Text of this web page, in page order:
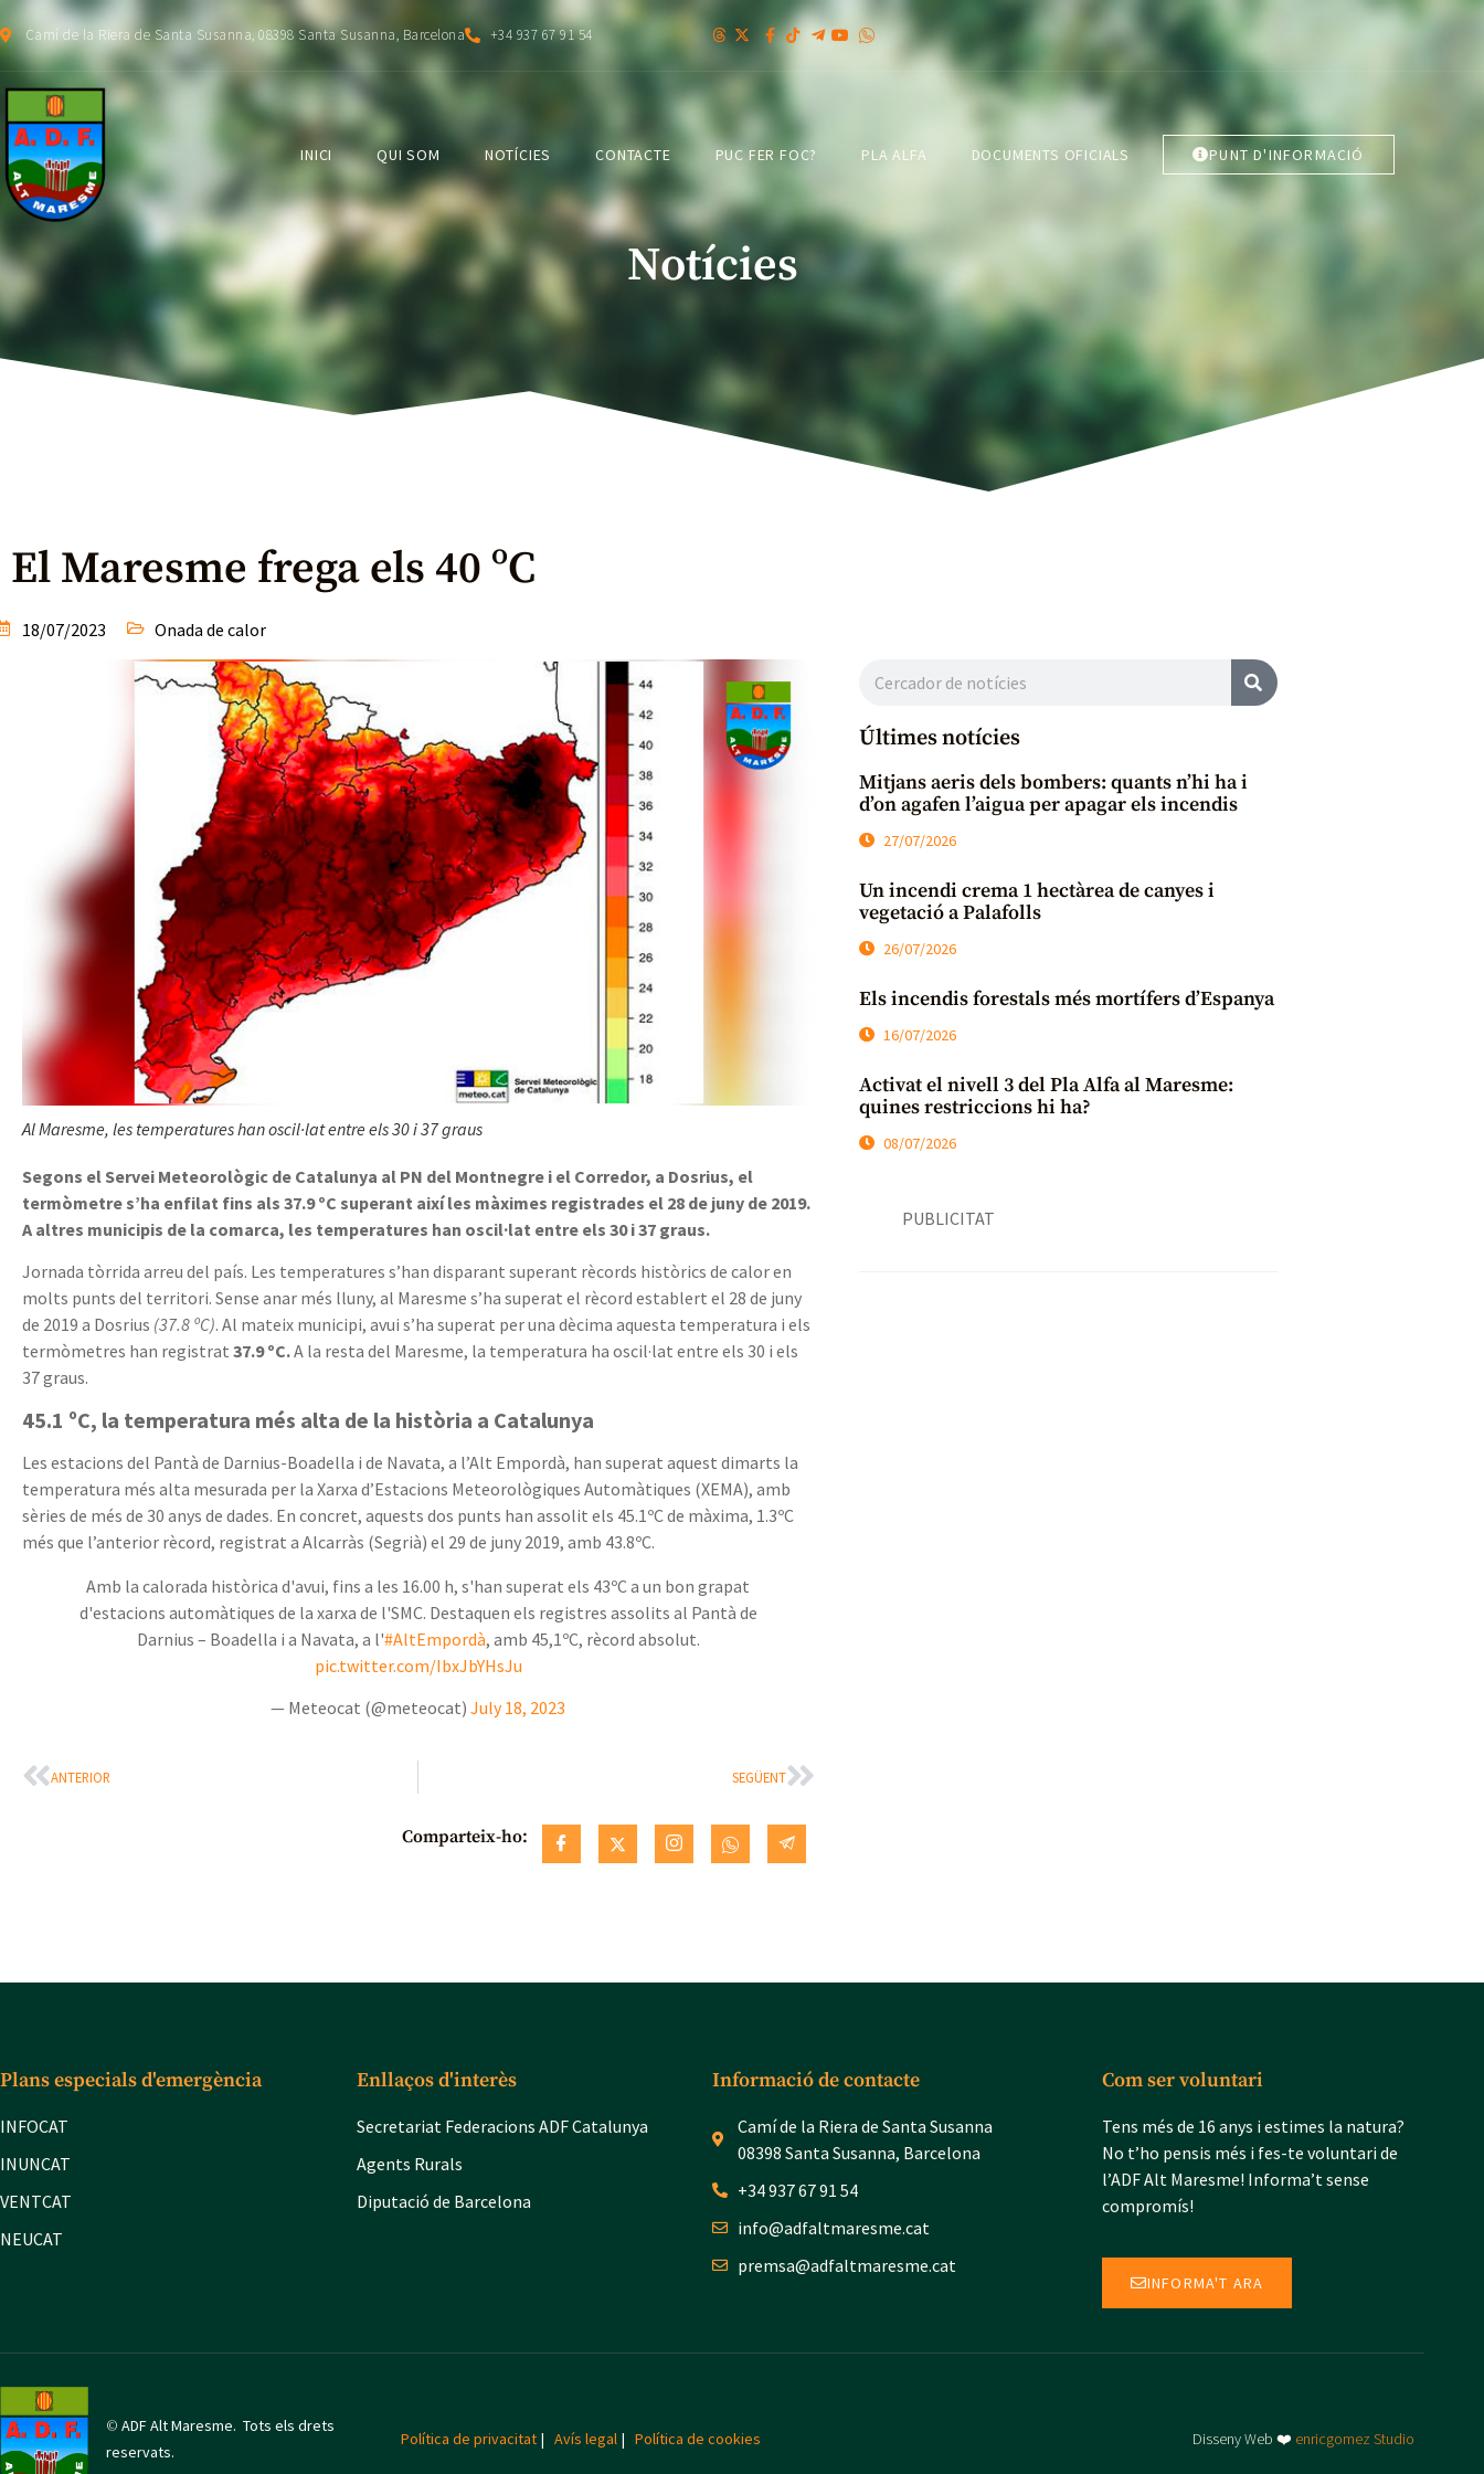
Camí de la Riera de Santa Susanna, 08398 Santa Susanna, Barcelona +34 937 67 91 54
INICI QUI SOM NOTÍCIES CONTACTE PUC FER FOC? PLA ALFA DOCUMENTS OFICIALS PUNT D'INFORMACIÓ
Notícies
El Maresme frega els 40 ºC
18/07/2023 Onada de calor
Al Maresme, les temperatures han oscil·lat entre els 30 i 37 graus
Segons el Servei Meteorològic de Catalunya al PN del Montnegre i el Corredor, a Dosrius, el
termòmetre s’ha enfilat fins als 37.9 ºC superant així les màximes registrades el 28 de juny de 2019.
A altres municipis de la comarca, les temperatures han oscil·lat entre els 30 i 37 graus.
Jornada tòrrida arreu del país. Les temperatures s’han disparant superant rècords històrics de calor en
molts punts del territori. Sense anar més lluny, al Maresme s’ha superat el rècord establert el 28 de juny
de 2019 a Dosrius (37.8 ºC). Al mateix municipi, avui s’ha superat per una dècima aquesta temperatura i els
termòmetres han registrat 37.9 ºC.A la resta del Maresme, la temperatura ha oscil·lat entre els 30 i els
37 graus.
45.1 ºC, la temperatura més alta de la història a Catalunya
Les estacions del Pantà de Darnius-Boadella i de Navata, a l’Alt Empordà, han superat aquest dimarts la
temperatura més alta mesurada per la Xarxa d’Estacions Meteorològiques Automàtiques (XEMA), amb
sèries de més de 30 anys de dades. En concret, aquests dos punts han assolit els 45.1ºC de màxima, 1.3ºC
més que l’anterior rècord, registrat a Alcarràs (Segrià) el 29 de juny 2019, amb 43.8ºC.
Amb la calorada històrica d'avui, fins a les 16.00 h, s'han superat els 43ºC a un bon grapat
d'estacions automàtiques de la xarxa de l'SMC. Destaquen els registres assolits al Pantà de
Darnius – Boadella i a Navata, a l'#AltEmpordà, amb 45,1ºC, rècord absolut.
pic.twitter.com/IbxJbYHsJu
— Meteocat (@meteocat)July 18, 2023
ANTERIOR SEGÜENT
Comparteix-ho:
Últimes notícies
Mitjans aeris dels bombers: quants n’hi ha i
d’on agafen l’aigua per apagar els incendis
27/07/2026
Un incendi crema 1 hectàrea de canyes i
vegetació a Palafolls
26/07/2026
Els incendis forestals més mortífers d’Espanya
16/07/2026
Activat el nivell 3 del Pla Alfa al Maresme:
quines restriccions hi ha?
08/07/2026
PUBLICITAT
Plans especials d'emergència
INFOCAT
INUNCAT
VENTCAT
NEUCAT
Enllaços d'interès
Secretariat Federacions ADF Catalunya
Agents Rurals
Diputació de Barcelona
Informació de contacte
Camí de la Riera de Santa Susanna
08398 Santa Susanna, Barcelona
+34 937 67 91 54
info@adfaltmaresme.cat
premsa@adfaltmaresme.cat
Com ser voluntari
Tens més de 16 anys i estimes la natura?
No t’ho pensis més i fes-te voluntari de
l’ADF Alt Maresme! Informa’t sense
compromís!
INFORMA'T ARA
© ADF Alt Maresme. Tots els drets
reservats.
Política de privacitat |Avís legal |Política de cookies Disseny Web ❤️ enricgomez Studio